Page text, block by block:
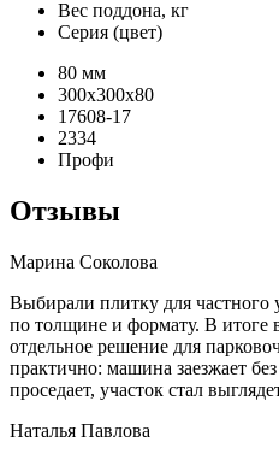
Вес поддона, кг
Серия (цвет)
80 мм
300х300х80
17608-17
2334
Профи
Отзывы
Марина Соколова
Выбирали плитку для частного
по толщине и формату. В итоге
отдельное решение для
практично: машина заезжает
проседает, участок стал
Наталья Павлова